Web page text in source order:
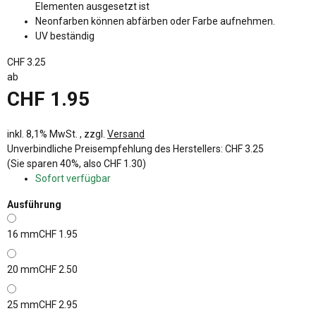
Elementen ausgesetzt ist
Neonfarben können abfärben oder Farbe aufnehmen.
UV beständig
CHF 3.25
ab
CHF 1.95
inkl. 8,1% MwSt. , zzgl. Versand
Unverbindliche Preisempfehlung des Herstellers: CHF 3.25
(Sie sparen 40%, also CHF 1.30)
Sofort verfügbar
Ausführung
16 mmCHF 1.95
20 mmCHF 2.50
25 mmCHF 2.95